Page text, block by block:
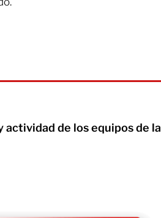
actividad de los equipos de la